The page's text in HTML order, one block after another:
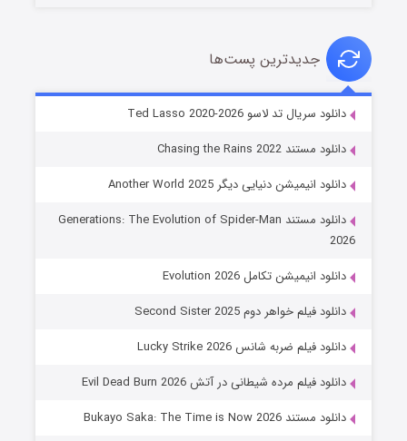
خاندان اژدها فصل ۳
جادوگری در مغولستان
جدیدترین پست‌ها
دانلود سریال تد لاسو Ted Lasso 2020-2026
دانلود مستند Chasing the Rains 2022
دانلود انیمیشن دنیایی دیگر Another World 2025
دانلود مستند Generations: The Evolution of Spider-Man
2026
دانلود انیمیشن تکامل Evolution 2026
دانلود فیلم خواهر دوم Second Sister 2025
دانلود فیلم ضربه شانس Lucky Strike 2026
دانلود فیلم مرده شیطانی در آتش Evil Dead Burn 2026
دانلود مستند Bukayo Saka: The Time is Now 2026